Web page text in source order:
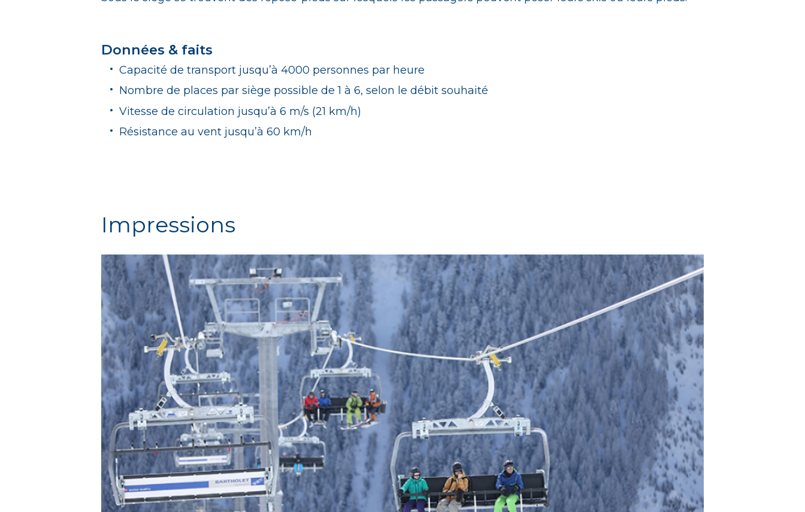
Données & faits
Capacité de transport jusqu’à 4000 personnes par heure
Nombre de places par siège possible de 1 à 6, selon le débit souhaité
Vitesse de circulation jusqu’à 6 m/s (21 km/h)
Résistance au vent jusqu’à 60 km/h
Impressions